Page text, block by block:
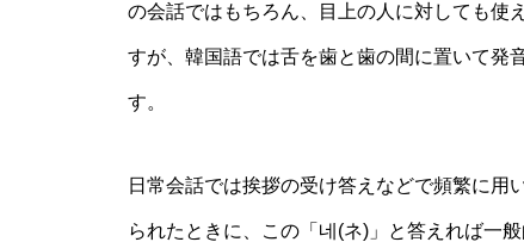
の会話ではもちろん、目上の人に対しても使
すが、韓国語では舌を歯と歯の間に置いて発
す。
日常会話では挨拶の受け答えなどで頻繁に用
られたときに、この「네(ネ)」と答えれば一